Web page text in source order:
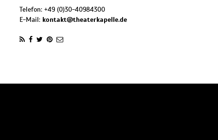
Telefon: +49 (0)30-40984300
E-Mail: kontakt@theaterkapelle.de